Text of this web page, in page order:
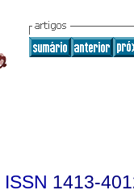
ISSN 1413-